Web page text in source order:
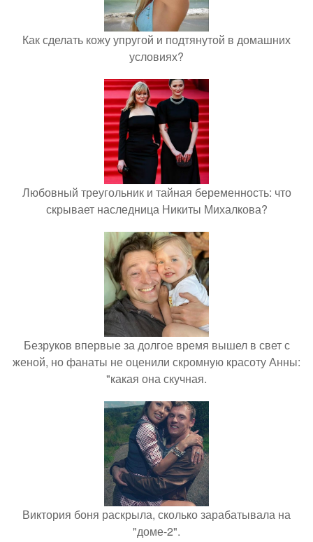
Как сделать кожу упругой и подтянутой в домашних
условиях?
Любовный треугольник и тайная беременность: что
скрывает наследница Никиты Михалкова?
Безруков впервые за долгое время вышел в свет с
женой, но фанаты не оценили скромную красоту Анны:
"какая она скучная.
Виктория боня раскрыла, сколько зарабатывала на
"доме-2".